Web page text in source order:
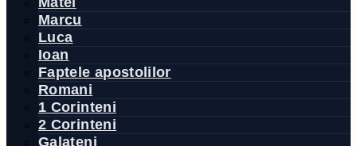
Marcu
Luca
Ioan
Faptele apostolilor
Romani
1 Corinteni
2 Corinteni
Galateni